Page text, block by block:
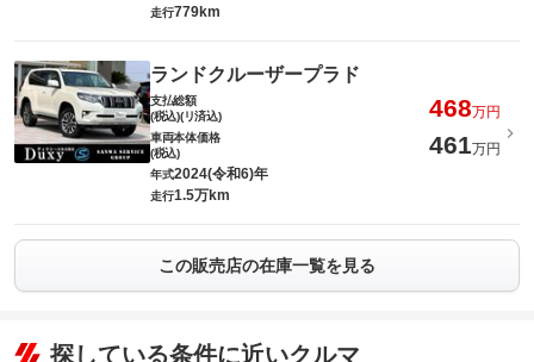
走行779km
ランドクルーザープラド
支払総額
(税込)(リ済込)
468万円
車両本体価格
(税込)
461万円
年式2024(令和6)年
走行1.5万km
この販売店の在庫一覧を見る
探している条件に近いクルマ